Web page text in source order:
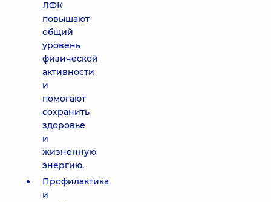
ЛФК
повышают
общий
уровень
физической
активности
и
помогают
сохранить
здоровье
и
жизненную
энергию.
Профилактика
и